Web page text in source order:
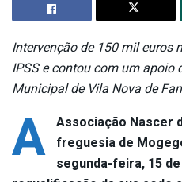
Intervenção de 150 mil euros
IPSS e contou com um apoio
Municipal de Vila Nova de
A Associação Nascer
freguesia de
segunda-feira, 15